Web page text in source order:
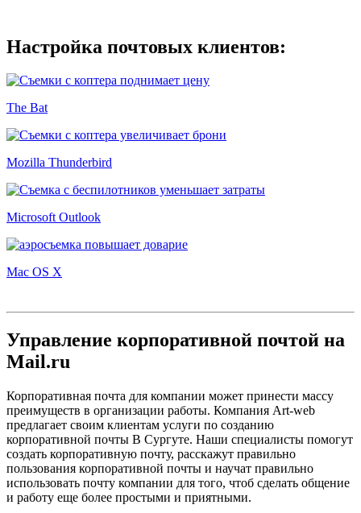
Настройка почтовых клиентов:
The Bat
Mozilla Thunderbird
Microsoft Outlook
Mac OS X
Управление корпоративной почтой на
Mail.ru
Корпоративная почта для компании может принести массу
преимуществ в организации работы. Компания Аrt-web
предлагает своим клиентам услуги по созданию
корпоративной почты В Сургуте. Наши специалисты помогут
создать корпоративную почту, расскажут правильно
пользования корпоративной почты и научат правильно
использовать почту компании для того, чтоб сделать общение
и работу еще более простыми и приятными.